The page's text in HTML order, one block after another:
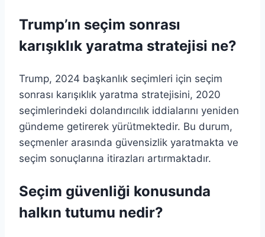
Trump’ın seçim sonrası
karışıklık yaratma stratejisi ne?
Trump, 2024 başkanlık seçimleri için seçim
sonrası karışıklık yaratma stratejisini, 2020
seçimlerindeki dolandırıcılık iddialarını yeniden
gündeme getirerek yürütmektedir. Bu durum,
seçmenler arasında güvensizlik yaratmakta ve
seçim sonuçlarına itirazları artırmaktadır.
Seçim güvenliği konusunda
halkın tutumu nedir?